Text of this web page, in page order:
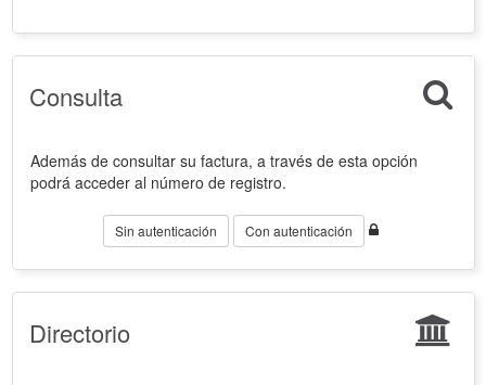
Consulta
Además de consultar su factura, a través de esta opción
podrá acceder al número de registro.
Sin autenticación Con autenticación
Directorio